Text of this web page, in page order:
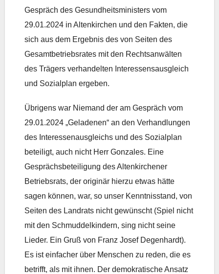
Gespräch des Gesundheitsministers vom
29.01.2024 in Altenkirchen und den Fakten, die
sich aus dem Ergebnis des von Seiten des
Gesamtbetriebsrates mit den Rechtsanwälten
des Trägers verhandelten Interessensausgleich
und Sozialplan ergeben.
Übrigens war Niemand der am Gespräch vom
29.01.2024 „Geladenen“ an den Verhandlungen
des Interessenausgleichs und des Sozialplan
beteiligt, auch nicht Herr Gonzales. Eine
Gesprächsbeteiligung des Altenkirchener
Betriebsrats, der originär hierzu etwas hätte
sagen können, war, so unser Kenntnisstand, von
Seiten des Landrats nicht gewünscht (Spiel nicht
mit den Schmuddelkindern, sing nicht seine
Lieder. Ein Gruß von Franz Josef Degenhardt).
Es ist einfacher über Menschen zu reden, die es
betrifft, als mit ihnen. Der demokratische Ansatz